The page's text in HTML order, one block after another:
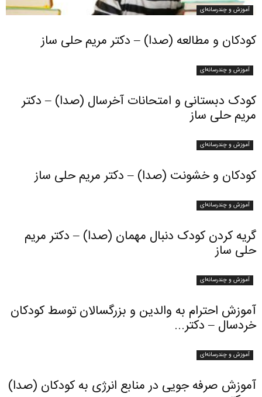
آموزش و چندرسانه‌ای
کودکان و مطالعه (صدا) – دکتر مریم حلی ساز
آموزش و چندرسانه‌ای
کودک دبستانی و امتحانات آخرسال (صدا) – دکتر
مریم حلی ساز
آموزش و چندرسانه‌ای
کودکان و خشونت (صدا) – دکتر مریم حلی ساز
آموزش و چندرسانه‌ای
گریه کردن کودک دنبال مهمان (صدا) – دکتر مریم
حلی ساز
آموزش و چندرسانه‌ای
آموزش احترام به والدین و بزرگسالان توسط کودکان
خردسال – دکتر...
آموزش و چندرسانه‌ای
آموزش صرفه جویی در منابع انرژی به کودکان (صدا)